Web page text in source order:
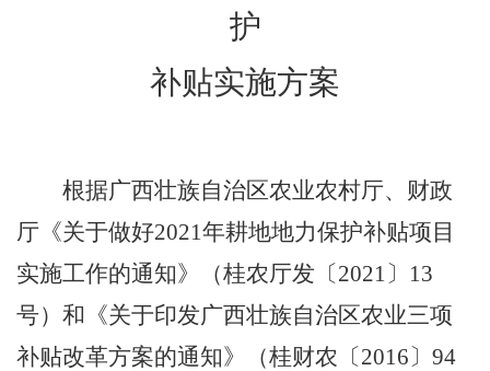
护
补贴实施方案
根据广西壮族自治区农业农村厅、财政
厅《关于做好2021年耕地地力保护补贴项目
实施工作的通知》（桂农厅发〔2021〕 13
号）和《关于印发广西壮族自治区农业三项
补贴改革方案的通知》（桂财农〔2016〕 94